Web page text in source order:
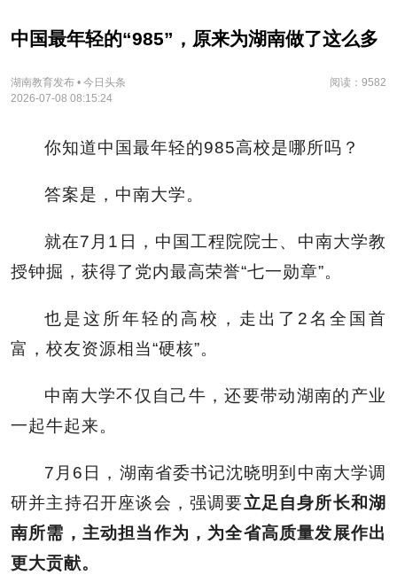
中国最年轻的“985”，原来为湖南做了这么多
湖南教育发布 • 今日头条
阅读：9582
2026-07-08 08:15:24
你知道中国最年轻的985高校是哪所吗？
答案是，中南大学。
就在7月1日，中国工程院院士、中南大学教
授钟掘，获得了党内最高荣誉“七一勋章”。
也是这所年轻的高校，走出了2名全国首
富，校友资源相当“硬核”。
中南大学不仅自己牛，还要带动湖南的产业
一起牛起来。
7月6日，湖南省委书记沈晓明到中南大学调
研并主持召开座谈会，强调要立足自身所长和湖
南所需，主动担当作为，为全省高质量发展作出
更大贡献。